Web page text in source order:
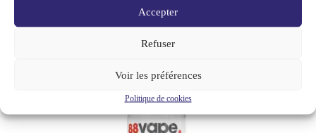
Accepter
Refuser
Voir les préférences
Politique de cookies